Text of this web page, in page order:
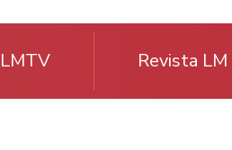
LMTV Revista LM